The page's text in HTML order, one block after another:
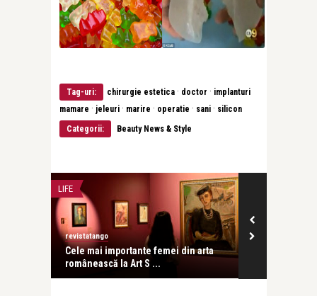
Tag-uri: chirurgie estetica · doctor · implanturi
mamare · jeleuri · marire · operatie · sani · silicon
Categorii:
Beauty News & Style
LIFE
revistatango
Cele mai importante femei din arta
românească la Art S ...